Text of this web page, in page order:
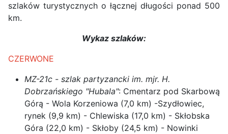
szlaków turystycznych o łącznej długości ponad 500
km.
Wykaz szlaków:
CZERWONE
MZ-21c - szlak partyzancki im. mjr. H.
Dobrzańskiego "Hubala": Cmentarz pod Skarbową
Górą - Wola Korzeniowa (7,0 km) -Szydłowiec,
rynek (9,9 km) - Chlewiska (17,0 km) - Skłobska
Góra (22,0 km) - Skłoby (24,5 km) - Nowinki